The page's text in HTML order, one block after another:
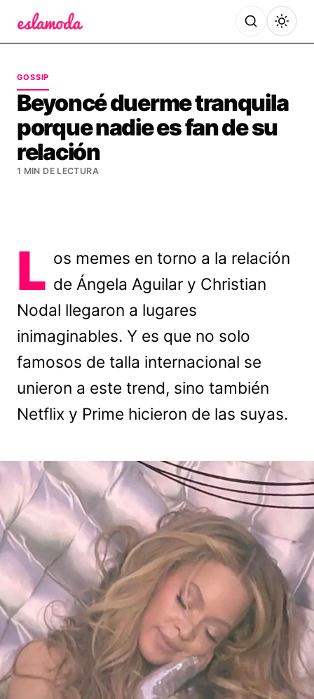
GOSSIP
Beyoncé duerme tranquila
porque nadie es fan de su
relación
1 MIN DE LECTURA
L os memes en torno a la relación
de Ángela Aguilar y Christian
Nodal llegaron a lugares
inimaginables. Y es que no solo
famosos de talla internacional se
unieron a este trend, sino también
Netflix y Prime hicieron de las suyas.